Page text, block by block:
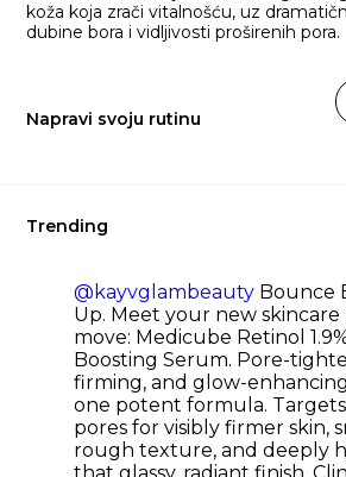
koža koja zrači vitalnošću, uz
dubine bora i vidljivosti proširenih pora.
Napravi svoju rutinu
Trending
@kayvglambeauty Bounce
Up. Meet your new
move: Medicube Retinol
Boosting Serum. Pore-
firming, and glow-
one potent formula.
pores for visibly firmer skin,
rough texture, and deeply